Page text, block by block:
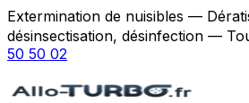
Extermination de nuisibles —
désinsectisation, désinfection —
50 50 02